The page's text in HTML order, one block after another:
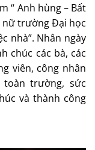
“ Anh hùng – Bất
nữ trường Đại học
nhà”. Nhân ngày
chúc các bà, các
viên, công nhân
trường, sức
và thành công